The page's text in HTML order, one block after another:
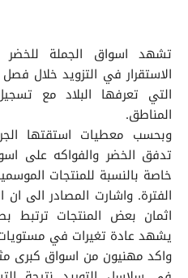
تشهد اسواق الجملة للخضر
الاستقرار في التزويد خلال فصل
التي تعرفها البلاد مع
المناطق.
وبحسب معطيات استقتها
تدفق الخضر والفواكه على
خاصة بالنسبة للمنتجات
الفترة. واشارت المصادر الى
اثمان بعض المنتجات ترتبط
يشهد عادة تغيرات في
واكد مهنيون من اسواق كبرى